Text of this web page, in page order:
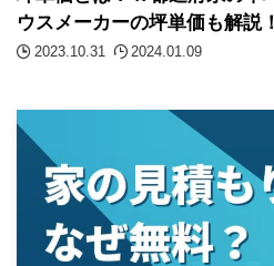
ウスメーカーの坪単価も解説！
2023.10.31 2024.01.09